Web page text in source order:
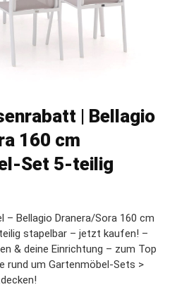
| Bellagio
160 cm
Set 5-teilig
– Bellagio Dranera/Sora 160 cm
stapelbar – jetzt kaufen! –
& deine Einrichtung – zum Top
rund um Gartenmöbel-Sets >